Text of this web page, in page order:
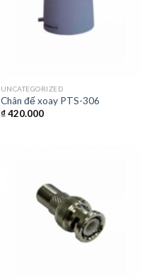
UNCATEGORIZED
Chân đế xoay PTS-306
₫420.000